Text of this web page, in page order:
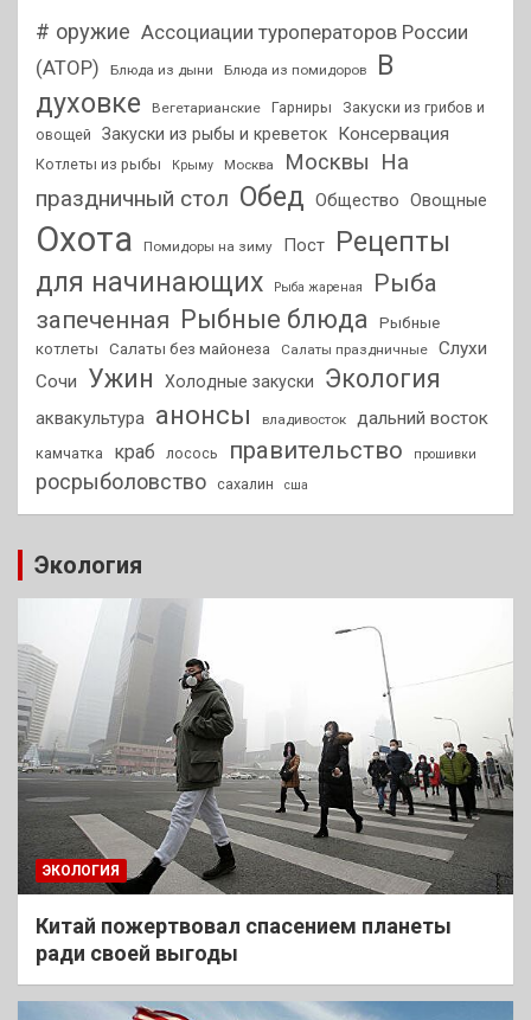
# оружие Ассоциации туроператоров России
(АТОР)
Блюда из дыни Блюда из помидоров
В
духовке
Вегетарианские Гарниры
Закуски из грибов и
овощей
Закуски из рыбы и креветок Консервация
Котлеты из рыбы Крыму Москва Москвы На
праздничный стол Обед Общество Овощные
Охота Помидоры на зиму Пост
Рецепты
для начинающих
Рыба жареная
Рыба
запеченная Рыбные блюда
Рыбные
котлеты
Салаты без майонеза Салаты праздничные
Слухи
Сочи
Ужин Холодные закуски Экология
аквакультура анонсы владивосток дальний восток
камчатка краб лосось правительство прошивки
росрыболовство сахалин сша
Экология
ЭКОЛОГИЯ
Китай пожертвовал спасением планеты
ради своей выгоды